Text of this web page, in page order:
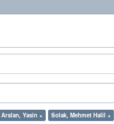
Arslan, Yasin × Solak, Mehmet Halil ×